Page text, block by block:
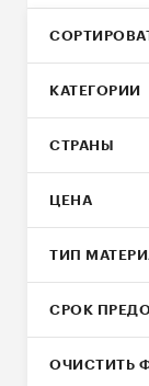
КАТЕГОРИИ
СТРАНЫ
ЦЕНА
ТИП
СРОК
ОЧИСТИТЬ